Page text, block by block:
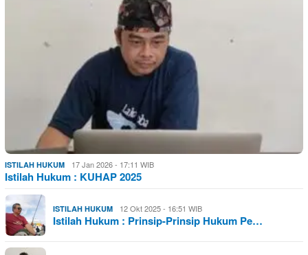
ISTILAH HUKUM 17 Jan 2026 - 17:11 WIB
Istilah Hukum : KUHAP 2025
ISTILAH HUKUM 12 Okt 2025 - 16:51 WIB
Istilah Hukum : Prinsip-Prinsip Hukum Pe…